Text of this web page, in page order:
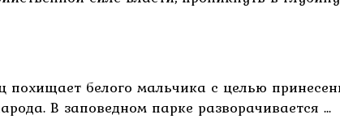
белого мальчика с целью
В заповедном парке разворачивается ...